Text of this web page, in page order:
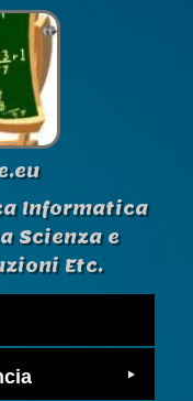
Informatica
Scienza e
Etc.